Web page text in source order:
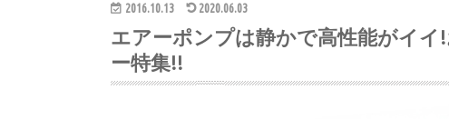
2016.10.13 2020.06.03
エアーポンプは静かで高性能がイ
ー特集!!